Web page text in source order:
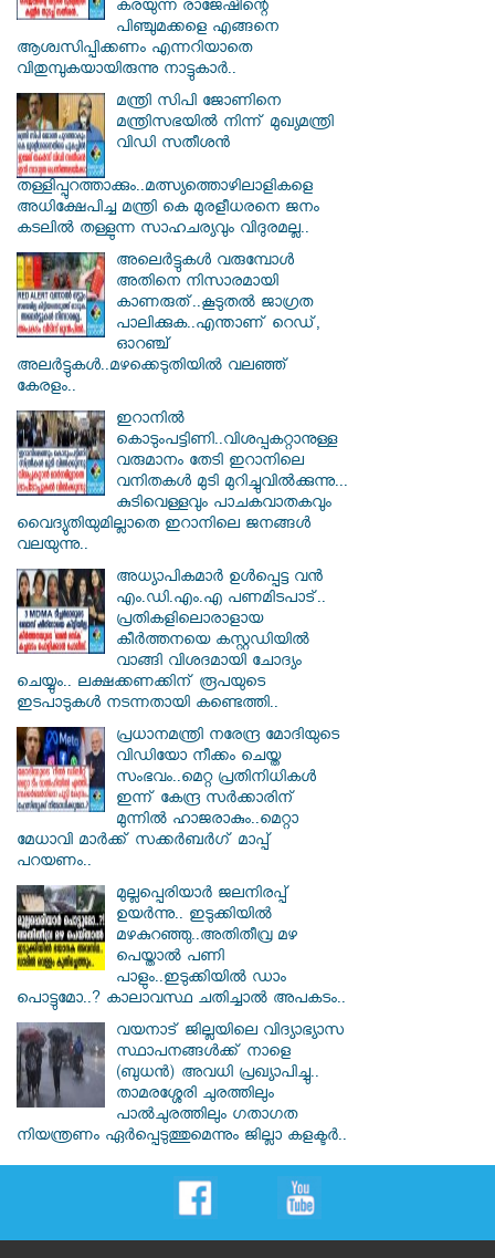
കരയുന്ന രാജേഷിന്റെ
പിഞ്ചുമക്കളെ എങ്ങനെ
ആശ്വസിപ്പിക്കണം എന്നറിയാതെ
വിതുമ്പുകയായിരുന്നു നാട്ടുകാർ..
മന്ത്രി സിപി ജോണിനെ
മന്ത്രിസഭയില്‍ നിന്ന് മുഖ്യമന്ത്രി
വിഡി സതീശന്‍
തള്ളിപ്പുറത്താക്കും..മത്സ്യത്തൊഴിലാളികളെ
അധിക്ഷേപിച്ച മന്ത്രി കെ മുരളീധരനെ ജനം
കടലില്‍ തള്ളുന്ന സാഹചര്യവും വിദുരമല്ല..
അലെർട്ടുകൾ വരുമ്പോൾ
അതിനെ നിസാരമായി
കാണരുത്..കൂടുതൽ ജാഗ്രത
പാലിക്കുക..എന്താണ് റെഡ്,
ഓറഞ്ച്
അലർട്ടുകൾ..മഴക്കെടുതിയിൽ വലഞ്ഞ്
കേരളം..
ഇറാനില്‍
കൊടുംപട്ടിണി..വിശപ്പകറ്റാനുള്ള
വരുമാനം തേടി ഇറാനിലെ
വനിതകള്‍ മുടി മുറിച്ചുവില്‍ക്കുന്നു...
കുടിവെള്ളവും പാചകവാതകവും
വൈദ്യുതിയുമില്ലാതെ ഇറാനിലെ ജനങ്ങള്‍
വലയുന്നു..
അധ്യാപികമാര്‍ ഉള്‍പ്പെട്ട വന്‍
എം.ഡി.എം.എ പണമിടപാട്..
പ്രതികളിലൊരാളായ
കീര്‍ത്തനയെ കസ്റ്റഡിയില്‍
വാങ്ങി വിശദമായി ചോദ്യം
ചെയ്യും.. ലക്ഷക്കണക്കിന് രൂപയുടെ
ഇടപാടുകള്‍ നടന്നതായി കണ്ടെത്തി..
പ്രധാനമന്ത്രി നരേന്ദ്ര മോദിയുടെ
വിഡിയോ നീക്കം ചെയ്ത
സംഭവം..മെറ്റ പ്രതിനിധികൾ
ഇന്ന് കേന്ദ്ര സർക്കാരിന്
മുന്നിൽ ഹാജരാകും..മെറ്റാ
മേധാവി മാർക്ക് സക്കർബർഗ് മാപ്പ്
പറയണം..
മുല്ലപ്പെരിയാർ ജലനിരപ്പ്
ഉയർന്നു.. ഇടുക്കിയിൽ
മഴകുറഞ്ഞു..അതിതീവ്ര മഴ
പെയ്താൽ പണി
പാളും..ഇടുക്കിയിൽ ഡാം
പൊട്ടുമോ..? കാലാവസ്ഥ ചതിച്ചാൽ അപകടം..
വയനാട് ജില്ലയിലെ വിദ്യാഭ്യാസ
സ്ഥാപനങ്ങൾക്ക് നാളെ
(ബുധൻ) അവധി പ്രഖ്യാപിച്ചു..
താമരശ്ശേരി ചുരത്തിലും
പാൽചുരത്തിലും ഗതാഗത
നിയന്ത്രണം ഏർപ്പെടുത്തുമെന്നും ജില്ലാ കളക്ടർ..